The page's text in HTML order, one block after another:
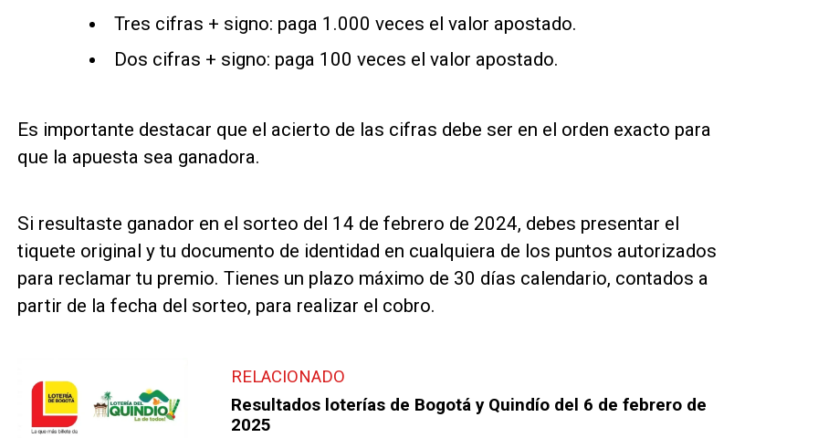
Tres cifras + signo: paga 1.000 veces el valor apostado.
Dos cifras + signo: paga 100 veces el valor apostado.
Es importante destacar que el acierto de las cifras debe ser en el orden exacto para
que la apuesta sea ganadora.
Si resultaste ganador en el sorteo del 14 de febrero de 2024, debes presentar el
tiquete original y tu documento de identidad en cualquiera de los puntos autorizados
para reclamar tu premio. Tienes un plazo máximo de 30 días calendario, contados a
partir de la fecha del sorteo, para realizar el cobro.
RELACIONADO
Resultados loterías de Bogotá y Quindío del 6 de febrero de
2025